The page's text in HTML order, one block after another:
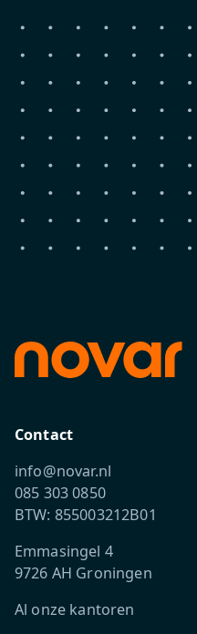
Contact
info@novar.nl
085 303 0850
BTW: 855003212B01
Emmasingel 4
9726 AH Groningen
Al onze kantoren